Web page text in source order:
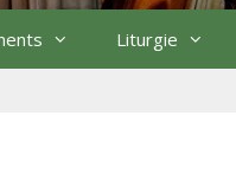
Liturgie